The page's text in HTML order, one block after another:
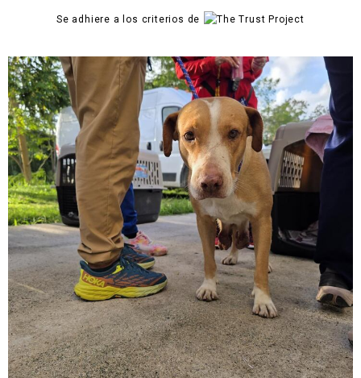
Se adhiere a los criterios de